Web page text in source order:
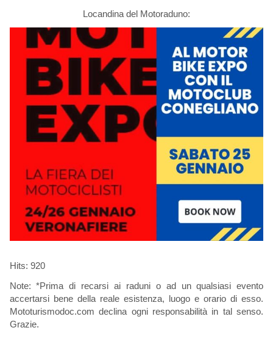
Locandina del Motoraduno:
Hits: 920
Note: *Prima di recarsi ai raduni o ad un qualsiasi evento
accertarsi bene della reale esistenza, luogo e orario di esso.
Mototurismodoc.com declina ogni responsabilità in tal senso.
Grazie.